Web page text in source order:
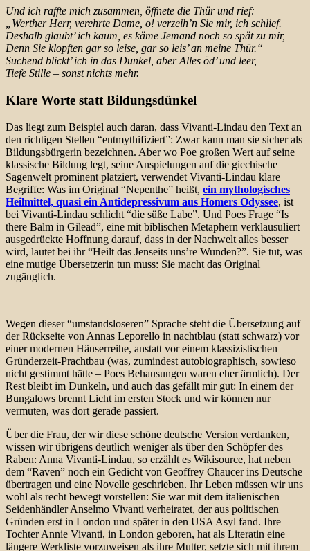
Und ich raffte mich zusammen, öffnete die Thür und rief:
„Werther Herr, verehrte Dame, o! verzeih’n Sie mir, ich schlief.
Deshalb glaubt’ ich kaum, es käme Jemand noch so spät zu mir,
Denn Sie klopften gar so leise, gar so leis’ an meine Thür.“
Suchend blickt’ ich in das Dunkel, aber Alles öd’ und leer, –
Tiefe Stille – sonst nichts mehr.
Klare Worte statt Bildungsdünkel
Das liegt zum Beispiel auch daran, dass Vivanti-Lindau den Text an
den richtigen Stellen “entmythifiziert”: Zwar kann man sie sicher als
Bildungsbürgerin bezeichnen. Aber wo Poe großen Wert auf seine
klassische Bildung legt, seine Anspielungen auf die giechische
Sagenwelt prominent platziert, verwendet Vivanti-Lindau klare
Begriffe: Was im Original “Nepenthe” heißt, ein mythologisches
Heilmittel, quasi ein Antidepressivum aus Homers Odyssee, ist
bei Vivanti-Lindau schlicht “die süße Labe”. Und Poes Frage “Is
there Balm in Gilead”, eine mit biblischen Metaphern verklausuliert
ausgedrückte Hoffnung darauf, dass in der Nachwelt alles besser
wird, lautet bei ihr “Heilt das Jenseits uns’re Wunden?”. Sie tut, was
eine mutige Übersetzerin tun muss: Sie macht das Original
zugänglich.
Wegen dieser “umstandsloseren” Sprache steht die Übersetzung auf
der Rückseite von Annas Leporello in nachtblau (statt schwarz) vor
einer modernen Häuserreihe, anstatt vor einem klassizistischen
Gründerzeit-Prachtbau (was, zumindest autobiographisch, sowieso
nicht gestimmt hätte – Poes Behausungen waren eher ärmlich). Der
Rest bleibt im Dunkeln, und auch das gefällt mir gut: In einem der
Bungalows brennt Licht im ersten Stock und wir können nur
vermuten, was dort gerade passiert.
Über die Frau, der wir diese schöne deutsche Version verdanken,
wissen wir übrigens deutlich weniger als über den Schöpfer des
Raben: Anna Vivanti-Lindau, so erzählt es Wikisource, hat neben
dem “Raven” noch ein Gedicht von Geoffrey Chaucer ins Deutsche
übertragen und eine Novelle geschrieben. Ihr Leben müssen wir uns
wohl als recht bewegt vorstellen: Sie war mit dem italienischen
Seidenhändler Anselmo Vivanti verheiratet, der aus politischen
Gründen erst in London und später in den USA Asyl fand. Ihre
Tochter Annie Vivanti, in London geboren, hat als Literatin eine
längere Werkliste vorzuweisen als ihre Mutter, setzte sich mit ihrem